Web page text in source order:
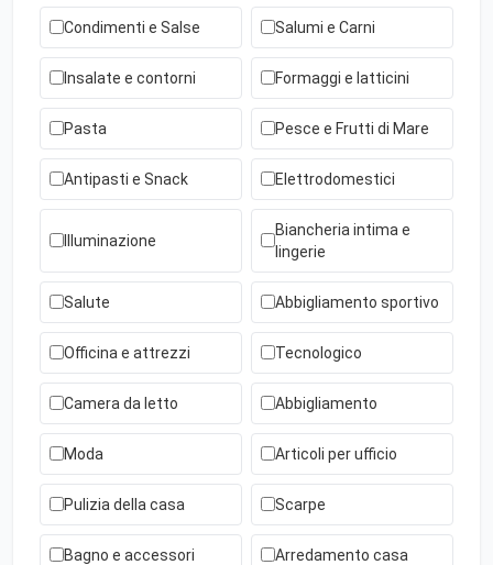
Condimenti e Salse Salumi e Carni
Insalate e contorni Formaggi e latticini
Pasta Pesce e Frutti di Mare
Antipasti e Snack Elettrodomestici
Illuminazione
Biancheria intima e
lingerie
Salute Abbigliamento sportivo
Officina e attrezzi Tecnologico
Camera da letto Abbigliamento
Moda Articoli per ufficio
Pulizia della casa Scarpe
Bagno e accessori Arredamento casa